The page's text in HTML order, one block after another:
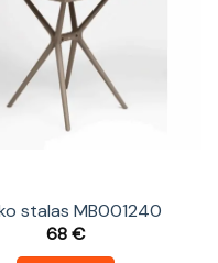
stalas MB001240
68€